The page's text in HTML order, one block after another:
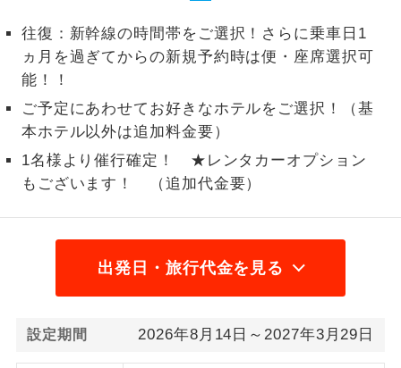
往復：新幹線の時間帯をご選択！さらに乗車日1
ヵ月を過ぎてからの新規予約時は便・座席選択可
能！！
ご予定にあわせてお好きなホテルをご選択！（基
本ホテル以外は追加料金要）
1名様より催行確定！ ★レンタカーオプション
もございます！ （追加代金要）
出発日・旅行代金を見る
設定期間 2026年8月14日～2027年3月29日
トラベルイヤ
ホン
周りの音を気にせず、ガイドさんの説明
をじっくり聞くことができます。
1名様催行
す。
2名様催行
2名様から出発可能な個人型プランで
す。
加限定
1名様1室同代
1名様1室利用でも追加料金がかからない
ご夫婦限定
ご夫婦限定でご参加いただけるコースで